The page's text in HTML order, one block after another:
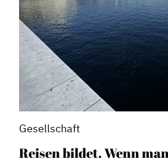
Gesellschaft
Reisen bildet. Wenn